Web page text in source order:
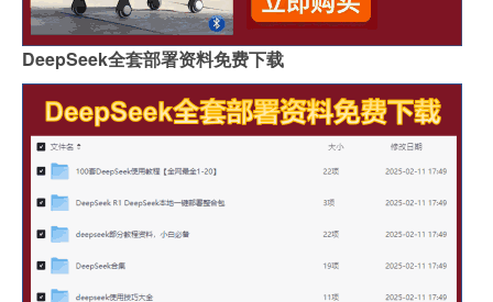
DeepSeek全套部署资料免费下载